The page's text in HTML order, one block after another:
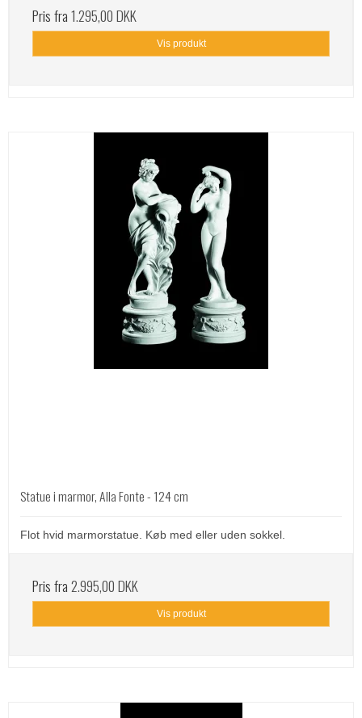
Pris fra1.295,00 DKK
Vis produkt
Statue i marmor, Alla Fonte - 124 cm
Flot hvid marmorstatue. Køb med eller uden sokkel.
Pris fra2.995,00 DKK
Vis produkt